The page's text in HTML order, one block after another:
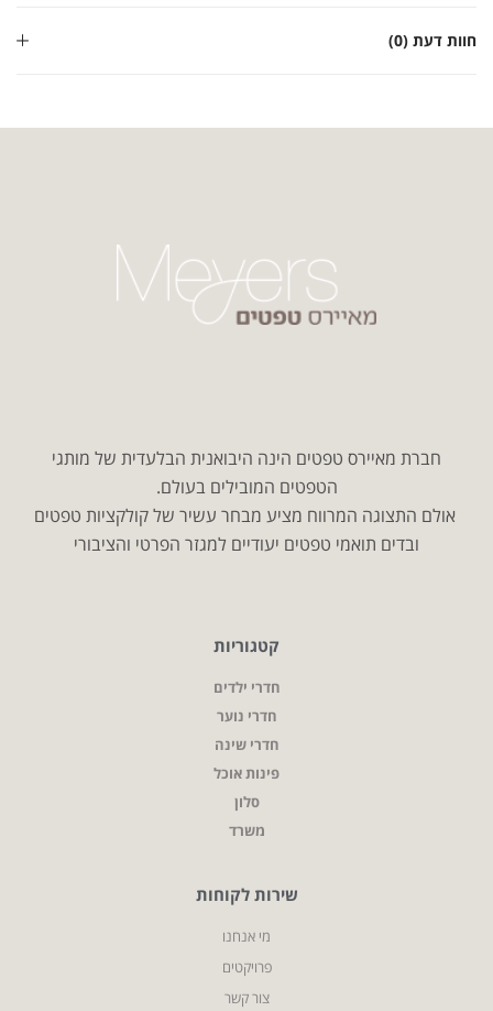
חוות דעת (0)
חברת מאיירס טפטים הינה היבואנית הבלעדית של מותגי
הטפטים המובילים בעולם.
אולם התצוגה המרווח מציע מבחר עשיר של קולקציות טפטים
ובדים תואמי טפטים יעודיים למגזר הפרטי והציבורי
קטגוריות
חדרי ילדים
חדרי נוער
חדרי שינה
פינות אוכל
סלון
משרד
שירות לקוחות
מי אנחנו
פרויקטים
צור קשר